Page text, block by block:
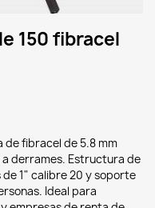
150 fibracel
de fibracel de 5.8 mm
derrames. Estructura de
1" calibre 20 y soporte
Ideal para